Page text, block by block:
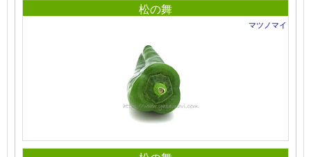
松の舞
マツノマイ